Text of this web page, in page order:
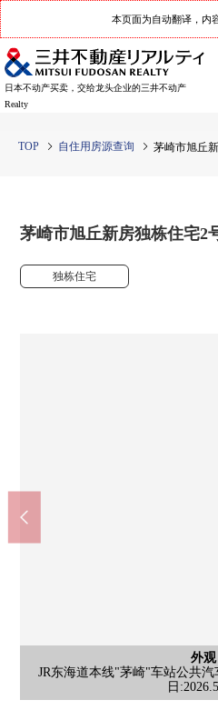
本页面为自动翻译，内
日本不动产买卖，交给龙头企业的三井不动产
Realty
TOP 自住用房源查询 茅崎市旭丘
茅崎市旭丘新房独栋住宅2
独栋住宅
外观
JR东海道本线"茅崎"车站公共
日
外观
作为清静的住宅区的位
含有前面道
南侧前面道路幅员约
含有前面道
(拍摄日
含有前面道
(拍摄日
茅崎市立滨须贺
步行15
茅崎市立滨须贺
步行13
你Coop旭丘商
步行4分
MAXVALU特快茅崎
步行10
tamaya海滨竹
步行14
Create S·D茅崎松
步行7分
药妆店松本清茅崎松
步行14
旭丘西公园(
步行4分
湘南suzuki诊
步行5分